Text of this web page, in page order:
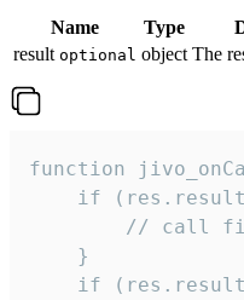
Name Type
result optional object The
function
if
// call
    }
if